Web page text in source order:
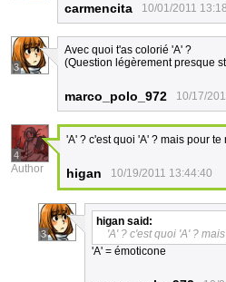
carmencita 10/01/2011
3
Avec quoi t'as colorié 'A' ?
(Question légèrement presque
marco_polo_972 10/17/
4
Author
'A' ? c'est quoi 'A' ? mais pour
higan 10/19/2011 13:44:40
3
higan said:
'A' ? c'est quoi 'A' ?
'A' = émoticone